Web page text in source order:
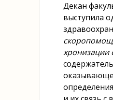
Декан
выступила
хронизации